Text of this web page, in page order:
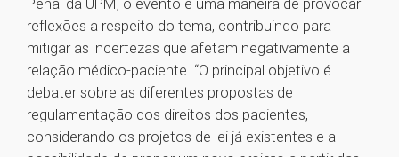
Penal da UPM, o evento é uma maneira de provocar
reflexões a respeito do tema, contribuindo para
mitigar as incertezas que afetam negativamente a
relação médico-paciente. “O principal objetivo é
debater sobre as diferentes propostas de
regulamentação dos direitos dos pacientes,
considerando os projetos de lei já existentes e a